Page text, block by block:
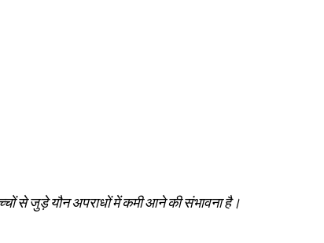
से जुड़े यौन अपराधों में कमी आने की संभावना है।